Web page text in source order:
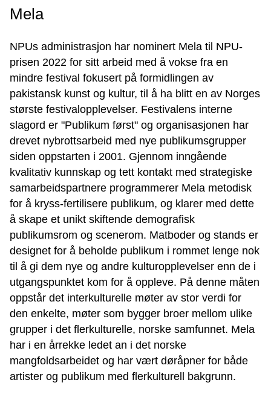
Mela
NPUs administrasjon har nominert Mela til NPU-
prisen 2022 for sitt arbeid med å vokse fra en
mindre festival fokusert på formidlingen av
pakistansk kunst og kultur, til å ha blitt en av Norges
største festivalopplevelser. Festivalens interne
slagord er "Publikum først" og organisasjonen har
drevet nybrottsarbeid med nye publikumsgrupper
siden oppstarten i 2001. Gjennom inngående
kvalitativ kunnskap og tett kontakt med strategiske
samarbeidspartnere programmerer Mela metodisk
for å kryss-fertilisere publikum, og klarer med dette
å skape et unikt skiftende demografisk
publikumsrom og scenerom. Matboder og stands er
designet for å beholde publikum i rommet lenge nok
til å gi dem nye og andre kulturopplevelser enn de i
utgangspunktet kom for å oppleve. På denne måten
oppstår det interkulturelle møter av stor verdi for
den enkelte, møter som bygger broer mellom ulike
grupper i det flerkulturelle, norske samfunnet. Mela
har i en årrekke ledet an i det norske
mangfoldsarbeidet og har vært døråpner for både
artister og publikum med flerkulturell bakgrunn.